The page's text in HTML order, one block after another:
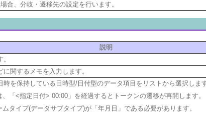
合、分岐・遷移先の設定を行います。
説明
関するメモを入力します。
時を保持している日時型/日付型のデータ項目をリストから選択します
「<指定日付> 00:00」を経過するとトークンの遷移が再開します。
タイプ(データサブタイプ)が「年月日」である必要があります。